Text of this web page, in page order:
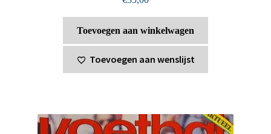
Toevoegen aan winkelwagen
Toevoegen aan wenslijst